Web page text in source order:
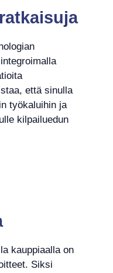
että sinulla
työkaluihin ja
kilpailuedun
kauppiaalla on
Siksi